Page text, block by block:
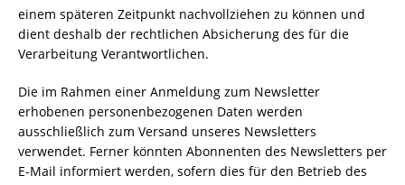
einem späteren Zeitpunkt nachvollziehen zu können und
dient deshalb der rechtlichen Absicherung des für die
Verarbeitung Verantwortlichen.
Die im Rahmen einer Anmeldung zum Newsletter
erhobenen personenbezogenen Daten werden
ausschließlich zum Versand unseres Newsletters
verwendet. Ferner könnten Abonnenten des Newsletters per
E-Mail informiert werden, sofern dies für den Betrieb des